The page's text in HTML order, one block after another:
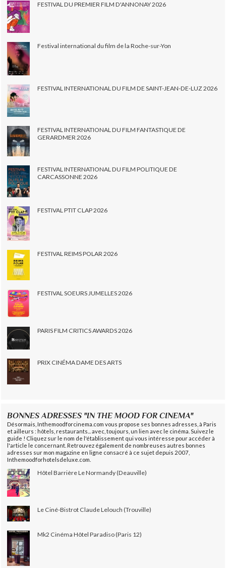
FESTIVAL DU PREMIER FILM D'ANNONAY 2026
Festival international du film de la Roche-sur-Yon
FESTIVAL INTERNATIONAL DU FILM DE SAINT-JEAN-DE-LUZ 2026
FESTIVAL INTERNATIONAL DU FILM FANTASTIQUE DE
GERARDMER 2026
FESTIVAL INTERNATIONAL DU FILM POLITIQUE DE
CARCASSONNE 2026
FESTIVAL PTIT CLAP 2026
FESTIVAL REIMS POLAR 2026
FESTIVAL SOEURS JUMELLES 2026
PARIS FILM CRITICS AWARDS 2026
PRIX CINÉMA DAME DES ARTS
BONNES ADRESSES "IN THE MOOD FOR CINEMA"
Désormais, Inthemoodforcinema.com vous propose ses bonnes adresses, à Paris
et ailleurs : hôtels, restaurants... avec, toujours, un lien avec le cinéma. Suivez le
guide ! Cliquez sur le nom de l'établissement qui vous intéresse pour accéder à
l'article le concernant. Retrouvez également de nombreuses autres bonnes
adresses sur mon magazine en ligne consacré à ce sujet depuis 2007,
Inthemoodforhotelsdeluxe.com.
Hôtel Barrière Le Normandy (Deauville)
Le Ciné-Bistrot Claude Lelouch (Trouville)
Mk2 Cinéma Hôtel Paradiso (Paris 12)